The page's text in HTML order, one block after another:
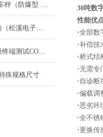
xk3101-上海防爆叉车秤（防爆型 隔爆型）
政和无人值守汽车衡（松溪电子地磅）光泽电子汽车衡）浦城便携式地磅维修
电子秤如何使用超级终端测试COM串口
殊规格尺寸
30吨数
性能优
·全部数
·补偿技
·桥式结
·无需专
· 自诊断
·偏载调
·恶劣环
·全不锈
·更换传